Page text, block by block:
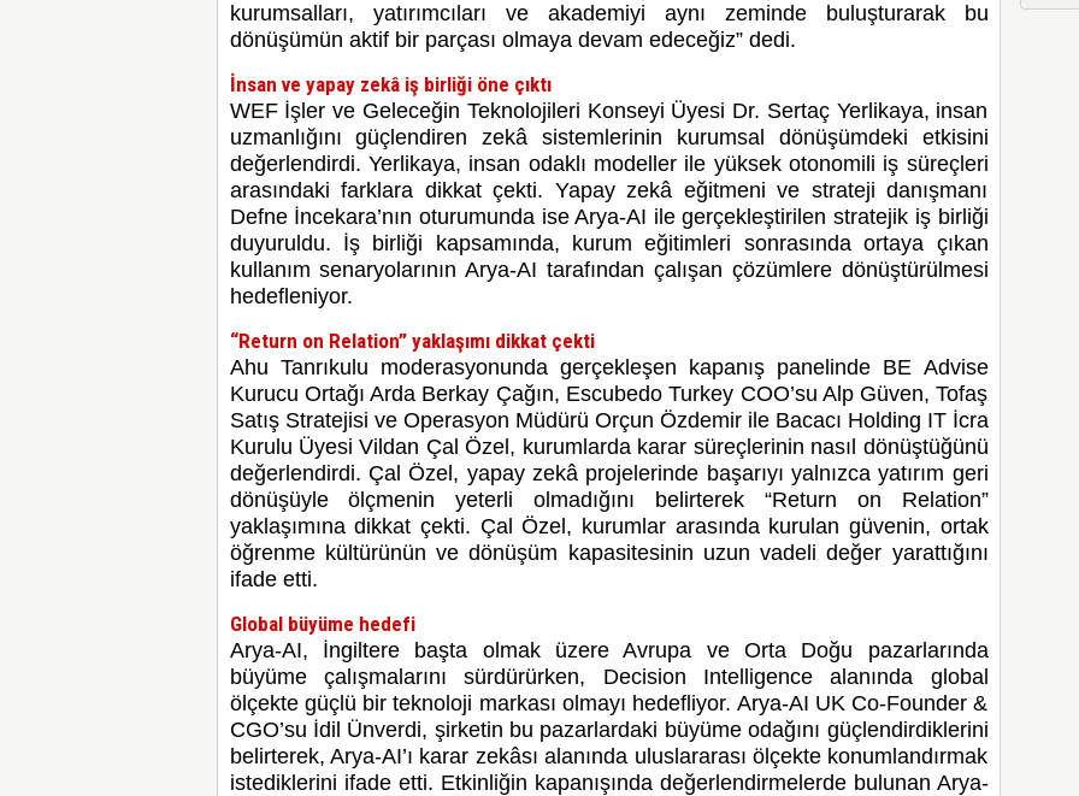
kurumsalları, yatırımcıları ve akademiyi aynı zeminde buluşturarak bu
dönüşümün aktif bir parçası olmaya devam edeceğiz” dedi.
İnsan ve yapay zekâ iş birliği öne çıktı
WEF İşler ve Geleceğin Teknolojileri Konseyi Üyesi Dr. Sertaç Yerlikaya, insan
uzmanlığını güçlendiren zekâ sistemlerinin kurumsal dönüşümdeki etkisini
değerlendirdi. Yerlikaya, insan odaklı modeller ile yüksek otonomili iş süreçleri
arasındaki farklara dikkat çekti. Yapay zekâ eğitmeni ve strateji danışmanı
Defne İncekara’nın oturumunda ise Arya-AI ile gerçekleştirilen stratejik iş birliği
duyuruldu. İş birliği kapsamında, kurum eğitimleri sonrasında ortaya çıkan
kullanım senaryolarının Arya-AI tarafından çalışan çözümlere dönüştürülmesi
hedefleniyor.
“Return on Relation” yaklaşımı dikkat çekti
Ahu Tanrıkulu moderasyonunda gerçekleşen kapanış panelinde BE Advise
Kurucu Ortağı Arda Berkay Çağın, Escubedo Turkey COO’su Alp Güven, Tofaş
Satış Stratejisi ve Operasyon Müdürü Orçun Özdemir ile Bacacı Holding IT İcra
Kurulu Üyesi Vildan Çal Özel, kurumlarda karar süreçlerinin nasıl dönüştüğünü
değerlendirdi. Çal Özel, yapay zekâ projelerinde başarıyı yalnızca yatırım geri
dönüşüyle ölçmenin yeterli olmadığını belirterek “Return on Relation”
yaklaşımına dikkat çekti. Çal Özel, kurumlar arasında kurulan güvenin, ortak
öğrenme kültürünün ve dönüşüm kapasitesinin uzun vadeli değer yarattığını
ifade etti.
Global büyüme hedefi
Arya-AI, İngiltere başta olmak üzere Avrupa ve Orta Doğu pazarlarında
büyüme çalışmalarını sürdürürken, Decision Intelligence alanında global
ölçekte güçlü bir teknoloji markası olmayı hedefliyor. Arya-AI UK Co-Founder &
CGO’su İdil Ünverdi, şirketin bu pazarlardaki büyüme odağını güçlendirdiklerini
belirterek, Arya-AI’ı karar zekâsı alanında uluslararası ölçekte konumlandırmak
istediklerini ifade etti. Etkinliğin kapanışında değerlendirmelerde bulunan Arya-
Erkut